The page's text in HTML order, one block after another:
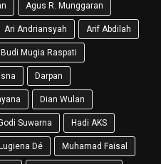
Agus R. Munggaran
Ari Andriansyah Arif Abdilah
Budi Mugia Raspati
Darpan
Dian Wulan
Suwarna Hadi AKS
Lugiena Dé Muhamad Faisal